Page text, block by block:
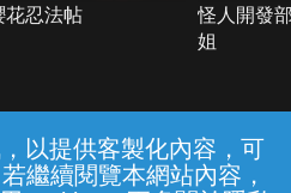
以提供客製化內容，可
繼續閱覽本網站內容，
花忍法帖
怪人開發
姐
服務條款 隱私權保護
{{notifyMsg}}